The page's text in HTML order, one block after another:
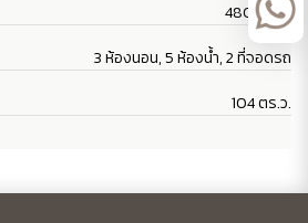
480 ตร.ม.
3 ห้องนอน, 5 ห้องน้ำ, 2 ที่จอดรถ
104 ตร.ว.